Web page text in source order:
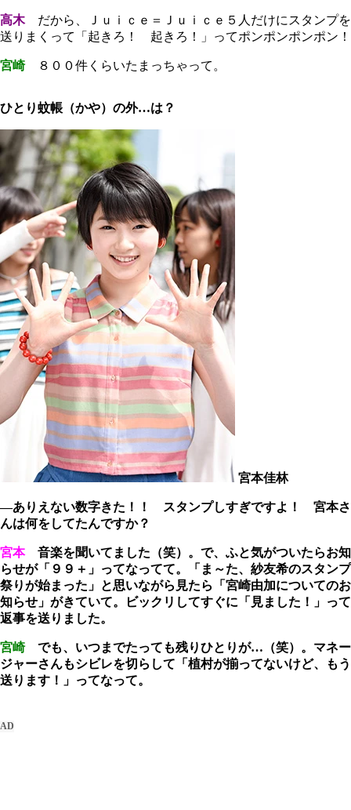
高木だから、Ｊｕｉｃｅ＝Ｊｕｉｃｅ５人だけにスタンプを
送りまくって「起きろ！ 起きろ！」ってポンポンポンポン！
宮崎８００件くらいたまっちゃって。
ひとり蚊帳（かや）の外…は？
宮本佳林
―ありえない数字きた！！ スタンプしすぎですよ！ 宮本さ
んは何をしてたんですか？
宮本音楽を聞いてました（笑）。で、ふと気がついたらお知
らせが「９９＋」ってなってて。「ま～た、紗友希のスタンプ
祭りが始まった」と思いながら見たら「宮崎由加についてのお
知らせ」がきていて。ビックリしてすぐに「見ました！」って
返事を送りました。
宮崎でも、いつまでたっても残りひとりが…（笑）。マネー
ジャーさんもシビレを切らして「植村が揃ってないけど、もう
送ります！」ってなって。